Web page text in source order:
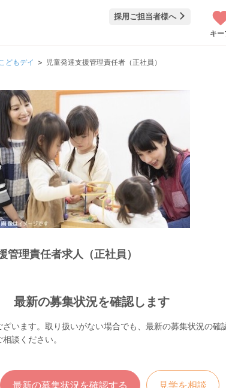
採用ご担当者様へ
キー
どもデイ 児童発達支援管理責任者（正社員）
管理責任者求人（正社員）
最新の募集状況を確認します
います。取り扱いがない場合でも、最新の募集状況の
談ください。
最新の募集状況を確認する 見学を相談